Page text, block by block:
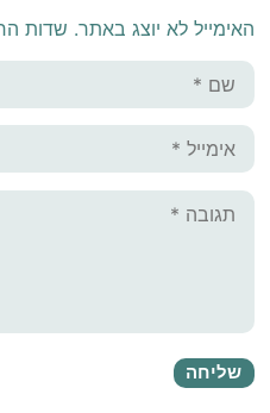
האימייל לא יוצג באתר. שדות